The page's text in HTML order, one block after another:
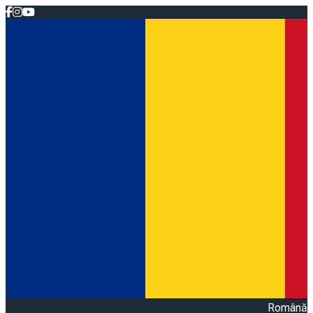
Română